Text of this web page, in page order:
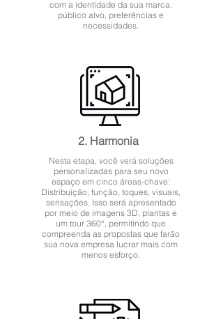
com a identidade da sua marca,
público alvo, preferências e
necessidades.
2. Harmonia
Nesta etapa, você verá soluções
personalizadas para seu novo
espaço em cinco áreas-chave:
Distribuição, função, toques, visuais,
sensações. Isso será apresentado
por meio de imagens 3D, plantas e
um tour 360°, permitindo que
compreenda as propostas que farão
sua nova empresa lucrar mais com
menos esforço.